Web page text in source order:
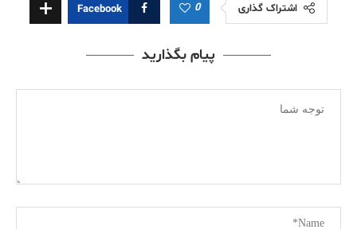
اشتراک گذاری 0
Facebook
پیام بگذارید